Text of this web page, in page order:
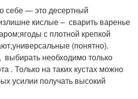
себе — это десертный
кислые – сварить варенье
с плотной крепкой
(понятно).
необходимо только
. Только на таких кустах можно
усилии получать высокий